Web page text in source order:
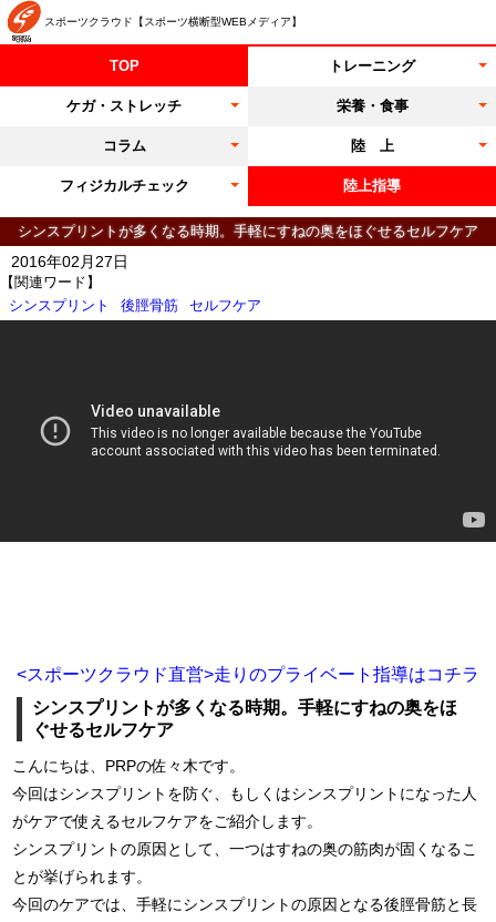
スポーツクラウド【スポーツ横断型WEBメディア】
TOP トレーニング
ケガ・ストレッチ 栄養・食事
コラム 陸 上
フィジカルチェック 陸上指導
シンスプリントが多くなる時期。手軽にすねの奥をほぐせるセルフケア
【関連ワード】
シンスプリント
後脛骨筋 セルフケア
2016年02月27日
<スポーツクラウド直営>走りのプライベート指導はコチラ
シンスプリントが多くなる時期。手軽にすねの奥をほ
ぐせるセルフケア
こんにちは、PRPの佐々木です。
今回はシンスプリントを防ぐ、もしくはシンスプリントになった人
がケアで使えるセルフケアをご紹介します。
シンスプリントの原因として、一つはすねの奥の筋肉が固くなるこ
とが挙げられます。
今回のケアでは、手軽にシンスプリントの原因となる後脛骨筋と長